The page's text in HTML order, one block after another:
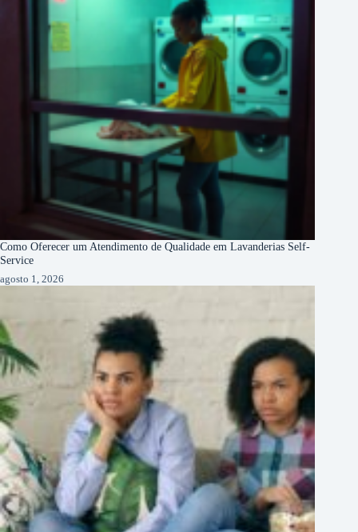
Como Oferecer um Atendimento de Qualidade em Lavanderias Self-
Service
agosto 1, 2026